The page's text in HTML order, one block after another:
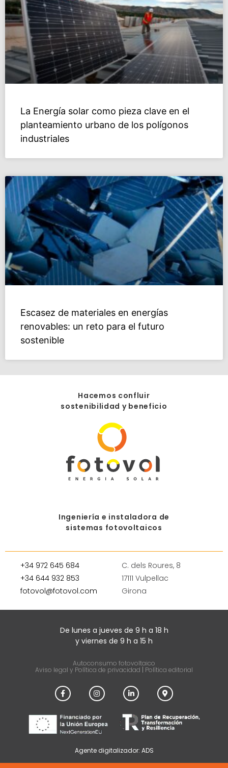
La Energía solar como pieza clave en el
planteamiento urbano de los polígonos
industriales
Escasez de materiales en energías
renovables: un reto para el futuro
sostenible
Hacemos confluir
sostenibilidad y beneficio
Ingeniería e instaladora de
sistemas fotovoltaicos
+34 972 645 684
+34 644 932 853
fotovol@fotovol.com
C. dels Roures, 8
17111 Vulpellac
Girona
De lunes a jueves de 9 h a 18 h
y viernes de 9 h a 15 h
Autoconsumo fotovoltaico
Aviso legal y Política de privacidad | Política editorial
Agente digitalizador: ADS